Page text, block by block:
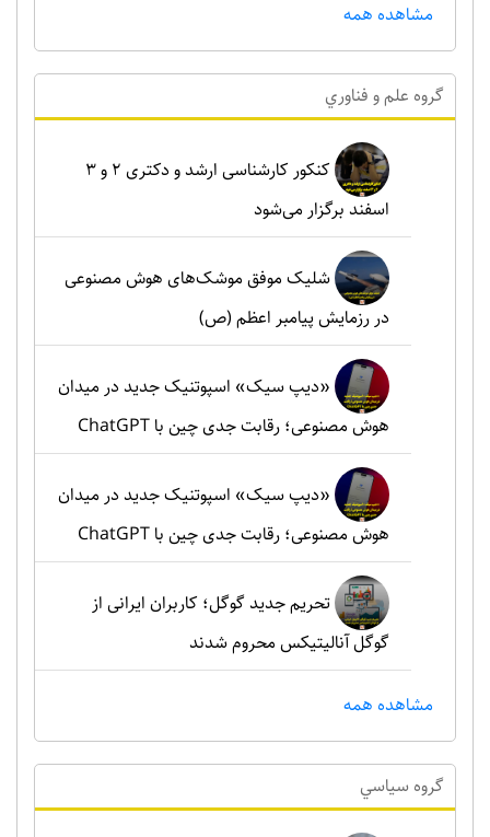
مشاهده همه
گروه علم و فناوري
کنکور کارشناسی ارشد و دکتری ۲ و ۳
اسفند برگزار می‌شود
شلیک موفق موشک‌های هوش مصنوعی
در رزمایش پیامبر اعظم (ص)
«دیپ سیک» اسپوتنیک جدید در میدان
هوش مصنوعی؛ رقابت جدی چین با ChatGPT
«دیپ سیک» اسپوتنیک جدید در میدان
هوش مصنوعی؛ رقابت جدی چین با ChatGPT
تحریم جدید گوگل؛ کاربران ایرانی از
گوگل آنالیتیکس محروم شدند
مشاهده همه
گروه سياسي